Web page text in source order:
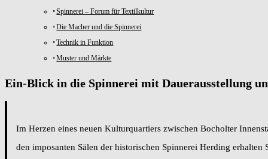
Spinnerei – Forum für Textilkultur
Die Macher und die Spinnerei
Technik in Funktion
Muster und Märkte
Ein-Blick in die Spinnerei mit Dauerausstellung
Im Herzen eines neuen Kulturquartiers zwischen Bocholter
den imposanten Sälen der historischen Spinnerei Herding